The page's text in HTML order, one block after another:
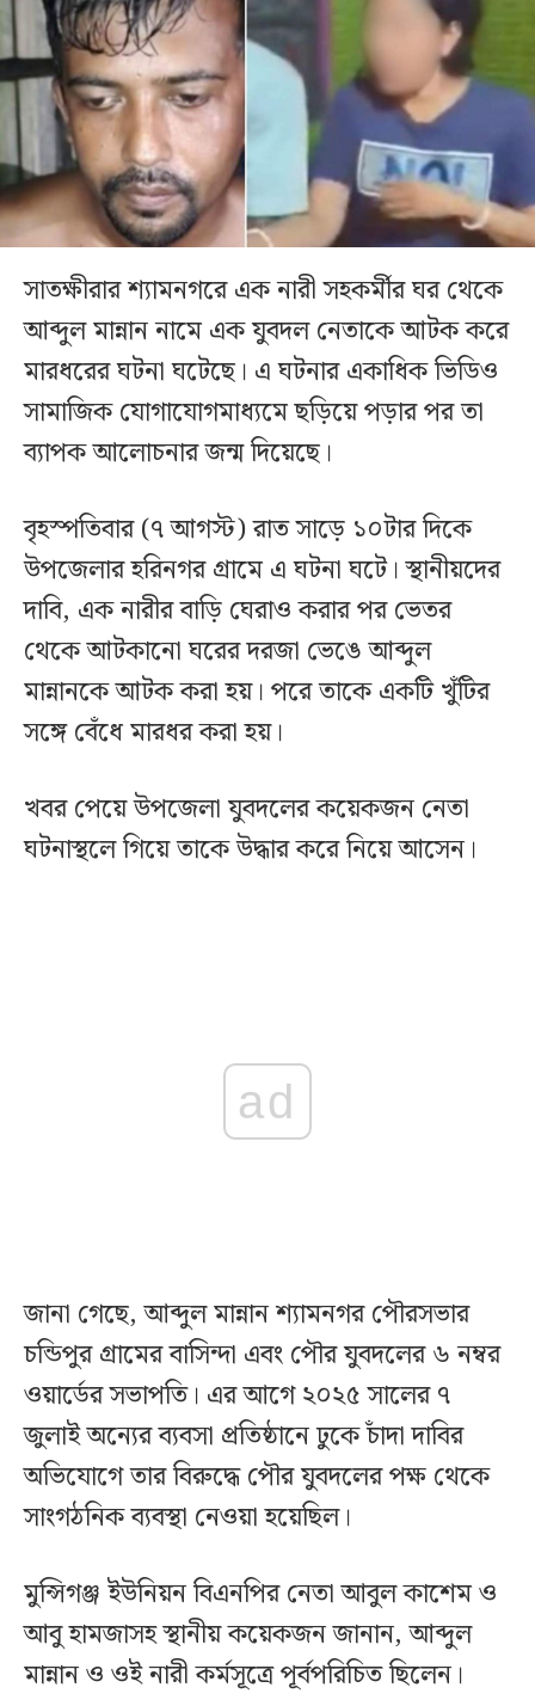
সাতক্ষীরার শ্যামনগরে এক নারী সহকর্মীর ঘর থেকে
আব্দুল মান্নান নামে এক যুবদল নেতাকে আটক করে
মারধরের ঘটনা ঘটেছে। এ ঘটনার একাধিক ভিডিও
সামাজিক যোগাযোগমাধ্যমে ছড়িয়ে পড়ার পর তা
ব্যাপক আলোচনার জন্ম দিয়েছে।
বৃহস্পতিবার (৭ আগস্ট) রাত সাড়ে ১০টার দিকে
উপজেলার হরিনগর গ্রামে এ ঘটনা ঘটে। স্থানীয়দের
দাবি, এক নারীর বাড়ি ঘেরাও করার পর ভেতর
থেকে আটকানো ঘরের দরজা ভেঙে আব্দুল
মান্নানকে আটক করা হয়। পরে তাকে একটি খুঁটির
সঙ্গে বেঁধে মারধর করা হয়।
খবর পেয়ে উপজেলা যুবদলের কয়েকজন নেতা
ঘটনাস্থলে গিয়ে তাকে উদ্ধার করে নিয়ে আসেন।
ad
জানা গেছে, আব্দুল মান্নান শ্যামনগর পৌরসভার
চন্ডিপুর গ্রামের বাসিন্দা এবং পৌর যুবদলের ৬ নম্বর
ওয়ার্ডের সভাপতি। এর আগে ২০২৫ সালের ৭
জুলাই অন্যের ব্যবসা প্রতিষ্ঠানে ঢুকে চাঁদা দাবির
অভিযোগে তার বিরুদ্ধে পৌর যুবদলের পক্ষ থেকে
সাংগঠনিক ব্যবস্থা নেওয়া হয়েছিল।
মুন্সিগঞ্জ ইউনিয়ন বিএনপির নেতা আবুল কাশেম ও
আবু হামজাসহ স্থানীয় কয়েকজন জানান, আব্দুল
মান্নান ও ওই নারী কর্মসূত্রে পূর্বপরিচিত ছিলেন।